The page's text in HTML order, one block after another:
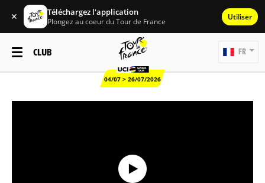
✕ Téléchargez l'application
Plongez au coeur du Tour de France Utiliser
CLUB
04/07 > 26/07/2026
FR